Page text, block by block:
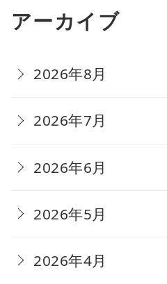
動アーカイブ
2026年8月
2026年7月
2026年6月
2026年5月
2026年4月